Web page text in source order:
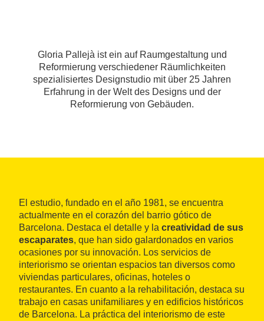
Gloria Pallejà ist ein auf Raumgestaltung und
Reformierung verschiedener Räumlichkeiten
spezialisiertes Designstudio mit über 25 Jahren
Erfahrung in der Welt des Designs und der
Reformierung von Gebäuden.
El estudio, fundado en el año 1981, se encuentra
actualmente en el corazón del barrio gótico de
Barcelona. Destaca el detalle y la creatividad de sus
escaparates, que han sido galardonados en varios
ocasiones por su innovación. Los servicios de
interiorismo se orientan espacios tan diversos como
viviendas particulares, oficinas, hoteles o
restaurantes. En cuanto a la rehabilitación, destaca su
trabajo en casas unifamiliares y en edificios históricos
de Barcelona. La práctica del interiorismo de este